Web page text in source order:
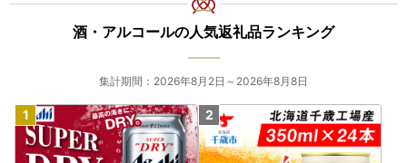
酒・アルコールの人気返礼品ランキング
集計期間：2026年8月2日～2026年8月8日